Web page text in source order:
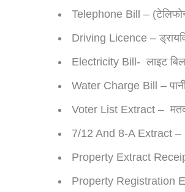
Telephone Bill –
Driving Licence –
Electricity Bill- लाइट बिल
Water Charge Bill –
Voter List Extract –
7/12 And 8-A Extract –
Property Extract Receipt
Property Registration